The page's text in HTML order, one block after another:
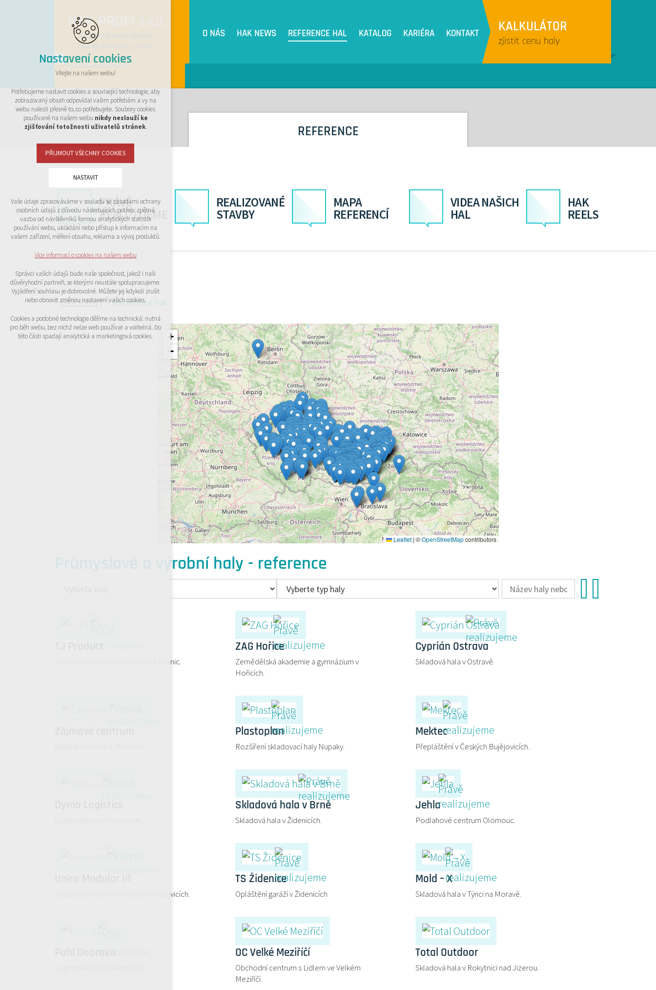
HAK PROFI
Bohunická cesta 990/31
664 48 Moravany u Brna
O NÁS HAK NEWS REFERENCE HAL KATALOG KARIÉRA KONTAKT KALKULÁTOR
zjistit cenu haly
REFERENCE
PRÁVĚ
REALIZUJEME
REALIZOVANÉ
STAVBY
MAPA
REFERENCÍ
VIDEA NAŠICH
HAL
HAK
REELS
HAK PROFI Reference hal
+
−
Leaflet |©OpenStreetMapcontributors
Průmyslové a výrobní haly - reference
Novostavba provozovny Ústí u Hranic.
ZAG Hořice
Zemědělská akademie a gymnázium v
Hořicích.
Cyprián Ostrava
Skladová hala v Ostravě.
Plastoplan
Rozšíření skladovací haly Nupaky.
Mektec
Přepláštění v Českých Bujějovicích.
Skladová hala v Brně
Skladová hala v Židenicích.
Jehla
Podlahové centrum Olomouc.
Skladový a výrobní komplex ve Vizovicích.
TS Židenice
Opláštění garáží v Židenicích
Mold – X
Skladová hala v Týnci na Moravě.
OC Velké Meziříčí
Obchodní centrum s Lidlem ve Velkém
Meziříčí.
Total Outdoor
Skladová hala v Rokytnici nad Jizerou.
Nastavení cookies
Vítejte na našem webu!
Potřebujeme nastavit cookies a související technologie, aby
zobrazovaný obsah odpovídal vašim potřebám a vy na
webu nalezli přesně to, co potřebujete. Soubory cookies
používané na našem webu nikdy neslouží ke
zjišťování totožnosti uživatelů stránek.
PŘIJMOUT VŠECHNY COOKIES
NASTAVIT
Technická cookies
nutná pro provozování webu
udržení kontextu stránek (session): případná
přihlášení, volby jazyka, apod.
Volitelná cookies
analytická pro anonymizované vyhodnocení
návštěvnosti
marketingová cookies (Google)
Více informací o cookies na našem webu
PŘIJMOUT VŠECHNY COOKIES
Vaše údaje zpracováváme v souladu se zásadami ochrany
osobních údajů z důvodu následujících potřeb: zpětná
vazba od návštěvníků formou analytických statistik
používání webu, ukládání nebo přístup k informacím na
vašem zařízení, měření obsahu, reklama a vývoj produktů.
Více informací o cookies na našem webu
Správci vašich údajů bude naše společnost, jakož i naši
důvěryhodní partneři, se kterými neustále spolupracujeme.
Vyjádření souhlasu je dobrovolné. Můžete jej kdykoli zrušit
nebo obnovit změnou nastavení vašich cookies.
Cookies a podobné technologie dělíme na technická: nutná
pro běh webu, bez nichž nelze web používat a volitelná. Do
této části spadají analytická a marketingová cookies.